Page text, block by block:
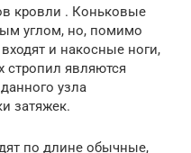
кровли . Коньковые
углом, но, помимо
и накосные ноги,
стропил являются
узла
затяжек.
по длине обычные,